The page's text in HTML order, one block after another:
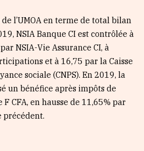
l’UMOA en terme de total bilan
NSIA Banque CI est contrôlée à
NSIA-Vie Assurance CI, à
et à 16,75 par la Caisse
sociale (CNPS). En 2019, la
un bénéfice après impôts de
CFA, en hausse de 11,65% par
précédent.